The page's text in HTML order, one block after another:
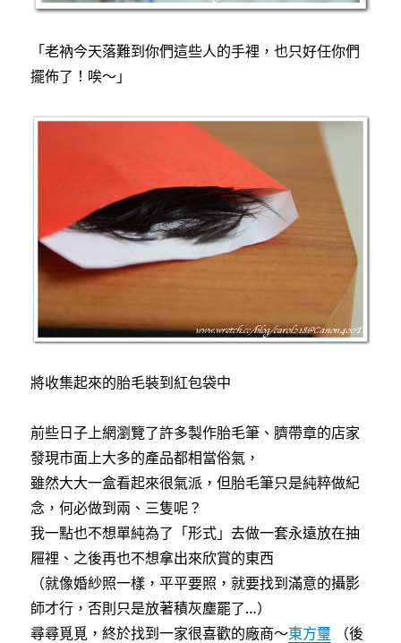
「老衲今天落難到你們這些人的手裡，也只好任你們
擺佈了！唉～」
將收集起來的胎毛裝到紅包袋中
前些日子上網瀏覽了許多製作胎毛筆、臍帶章的店家
發現市面上大多的產品都相當俗氣，
雖然大大一盒看起來很氣派，但胎毛筆只是純粹做紀
念，何必做到兩、三隻呢？
我一點也不想單純為了「形式」去做一套永遠放在抽
屜裡、之後再也不想拿出來欣賞的東西
（就像婚紗照一樣，平平要照，就要找到滿意的攝影
師才行，否則只是放著積灰塵罷了…）
尋尋覓覓，終於找到一家很喜歡的廠商～東方璽 （後